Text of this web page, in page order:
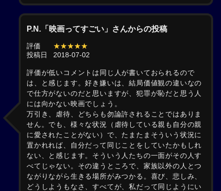
P.N.「映画ってすごい」さんからの投稿
評価
★★★★★
投稿日
2018-07-02
評価が低いコメントは同じ人が書いておられるので
は、と感じます。好き嫌いは、結局価値観の違いなの
で仕方がないのだと思いますが、犯罪が恥だと思う人
には向かない映画でしょう。
万引き、虐待、どちらも勿論許されることではありま
せん。でも、様々な状況（虐待している親も自分の親
に愛されたことがない）で、たまたまそういう状況に
置かれれば、自分だって同じことをしていたかもしれ
ない、と感じます。そういう人たちの一面がその人す
べてじゃない。その違うところで、家族以外の人とつ
ながりながら生きる場所がみつかる。喜び、悲しみ、
どうしようもなさ、すべてが、私だって同じようにい